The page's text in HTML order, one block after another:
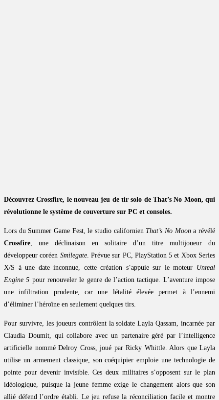
Découvrez Crossfire, le nouveau jeu de tir solo de That’s No Moon, qui
révolutionne le système de couverture sur PC et consoles.
Lors du Summer Game Fest, le studio californien That’s No Moona révélé
Crossfire, une déclinaison en solitaire d’un titre multijoueur du
développeur coréen Smilegate. Prévue sur PC, PlayStation 5 et Xbox Series
X/S à une date inconnue, cette création s’appuie sur le moteur Unreal
Engine 5 pour renouveler le genre de l’action tactique. L’aventure impose
une infiltration prudente, car une létalité élevée permet à l’ennemi
d’éliminer l’héroïne en seulement quelques tirs.
Pour survivre, les joueurs contrôlent la soldate Layla Qassam, incarnée par
Claudia Doumit, qui collabore avec un partenaire géré par l’intelligence
artificielle nommé Delroy Cross, joué par Ricky Whittle. Alors que Layla
utilise un armement classique, son coéquipier emploie une technologie de
pointe pour devenir invisible. Ces deux militaires s’opposent sur le plan
idéologique, puisque la jeune femme exige le changement alors que son
allié défend l’ordre établi. Le jeu refuse la réconciliation facile et montre